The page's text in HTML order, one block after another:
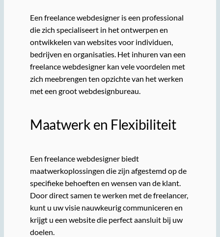
Een freelance webdesigner is een professional
die zich specialiseert in het ontwerpen en
ontwikkelen van websites voor individuen,
bedrijven en organisaties. Het inhuren van een
freelance webdesigner kan vele voordelen met
zich meebrengen ten opzichte van het werken
met een groot webdesignbureau.
Maatwerk en Flexibiliteit
Een freelance webdesigner biedt
maatwerkoplossingen die zijn afgestemd op de
specifieke behoeften en wensen van de klant.
Door direct samen te werken met de freelancer,
kunt u uw visie nauwkeurig communiceren en
krijgt u een website die perfect aansluit bij uw
doelen.